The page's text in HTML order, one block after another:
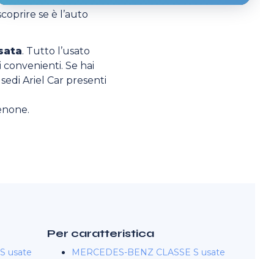
se è l’auto
. Tutto l’usato
Se hai
Ariel Car presenti
usate
Per caratteristica
MERCEDES-BENZ CLASSE S usate